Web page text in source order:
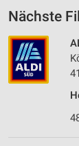
Nächste